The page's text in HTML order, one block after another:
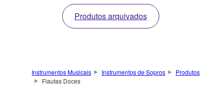
Produtos arquivados
Instrumentos Musicais Instrumentos de Sopros
Produtos
Flautas Doces